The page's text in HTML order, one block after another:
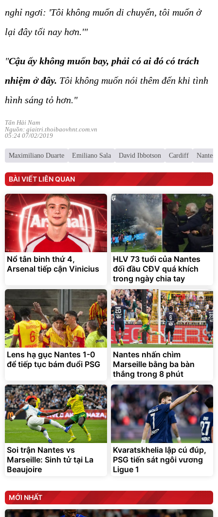
nghỉ ngơi: 'Tôi không muốn di chuyển, tôi muốn ở
lại đây tối nay hơn.'"
"Cậu ấy không muốn bay, phải có ai đó có trách
nhiệm ở đây. Tôi không muốn nói thêm đến khi tình
hình sáng tỏ hơn."
Tấn Hải Nam
Nguồn: giaitri.thoibaovhnt.com.vn
05:24 07/02/2019
Maximiliano Duarte Emiliano Sala David Ibbotson Cardiff Nantes
BÀI VIẾT LIÊN QUAN
Nổ tân binh thứ 4,
Arsenal tiếp cận Vinicius
HLV 73 tuổi của Nantes
đối đầu CĐV quá khích
trong ngày chia tay
Lens hạ gục Nantes 1-0
để tiếp tục bám đuổi PSG
Nantes nhấn chìm
Marseille bằng ba bàn
thắng trong 8 phút
Soi trận Nantes vs
Marseille: Sinh tử tại La
Beaujoire
Kvaratskhelia lập cú đúp,
PSG tiến sát ngôi vương
Ligue 1
MỚI NHẤT